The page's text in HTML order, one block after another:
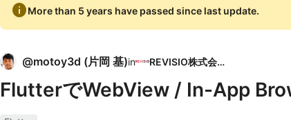
infoMore than 5 years have passed since last update.
@motoy3d (片岡 基)in REVISIO株式会社
FlutterでWebView / In-App